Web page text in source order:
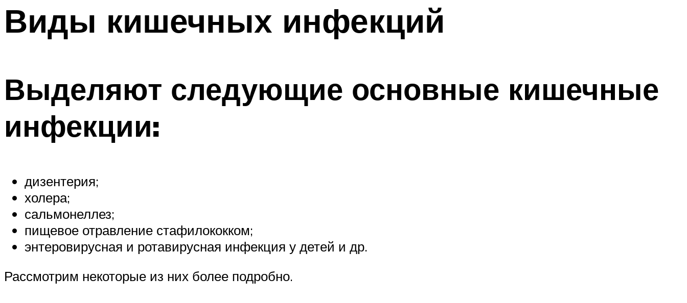
Виды кишечных инфекций
Выделяют следующие основные кишечные
инфекции:
дизентерия;
холера;
сальмонеллез;
пищевое отравление стафилококком;
энтеровирусная и ротавирусная инфекция у детей и др.
Рассмотрим некоторые из них более подробно.